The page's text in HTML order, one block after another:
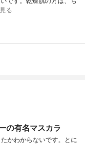
る
の有名マスカラ
かわからないです。とに